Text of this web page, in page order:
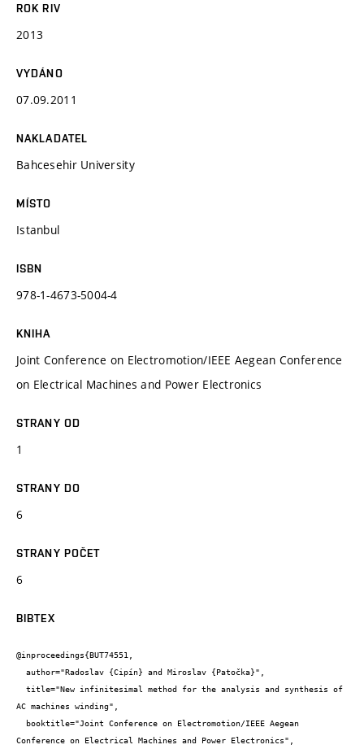
ROK RIV
2013
VYDÁNO
07.09.2011
NAKLADATEL
Bahcesehir University
MÍSTO
Istanbul
ISBN
978-1-4673-5004-4
KNIHA
Joint Conference on Electromotion/IEEE Aegean Conference
on Electrical Machines and Power Electronics
STRANY OD
1
STRANY DO
6
STRANY POČET
6
BIBTEX
@inproceedings{BUT74551,
AC machines winding",
Conference on Electrical Machines and Power Electronics",